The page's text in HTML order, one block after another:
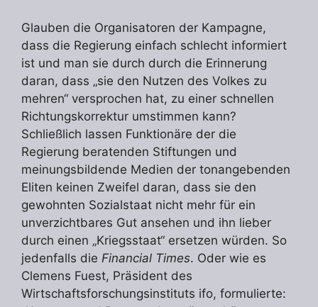
Glauben die Organisatoren der Kampagne,
dass die Regierung einfach schlecht informiert
ist und man sie durch durch die Erinnerung
daran, dass „sie den Nutzen des Volkes zu
mehren“ versprochen hat, zu einer schnellen
Richtungskorrektur umstimmen kann?
Schließlich lassen Funktionäre der die
Regierung beratenden Stiftungen und
meinungsbildende Medien der tonangebenden
Eliten keinen Zweifel daran, dass sie den
gewohnten Sozialstaat nicht mehr für ein
unverzichtbares Gut ansehen und ihn lieber
durch einen „Kriegsstaat“ ersetzen würden. So
jedenfalls die Financial Times. Oder wie es
Clemens Fuest, Präsident des
Wirtschaftsforschungsinstituts ifo, formulierte: